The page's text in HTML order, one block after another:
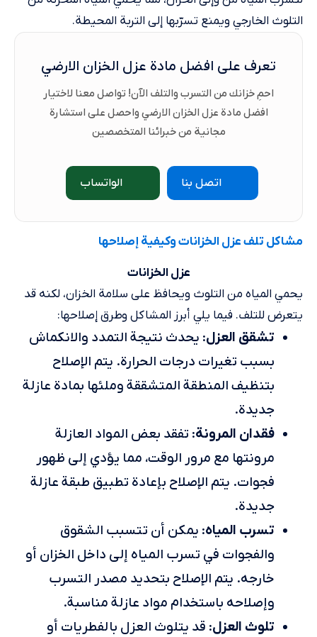
التلوث الخارجي ويمنع تسرّبها إلى التربة المحيطة.
تعرف على افضل مادة عزل الخزان الارضي
احمِ خزانك من التسرب والتلف الآن! تواصل معنا لاختيار
افضل مادة عزل الخزان الارضي واحصل على استشارة
مجانية من خبرائنا المتخصصين
اتصل بنا الواتساب
مشاكل تلف عزل الخزانات وكيفية إصلاحها
عزل الخزانات
يحمي المياه من التلوث ويحافظ على سلامة الخزان، لكنه قد
يتعرض للتلف. فيما يلي أبرز المشاكل وطرق إصلاحها:
تشقق العزل: يحدث نتيجة التمدد والانكماش
بسبب تغيرات درجات الحرارة. يتم الإصلاح
بتنظيف المنطقة المتشققة وملئها بمادة عازلة
جديدة.
فقدان المرونة: تفقد بعض المواد العازلة
مرونتها مع مرور الوقت، مما يؤدي إلى ظهور
فجوات. يتم الإصلاح بإعادة تطبيق طبقة عازلة
جديدة.
تسرب المياه: يمكن أن تتسبب الشقوق
والفجوات في تسرب المياه إلى داخل الخزان أو
خارجه. يتم الإصلاح بتحديد مصدر التسرب
وإصلاحه باستخدام مواد عازلة مناسبة.
تلوث العزل: قد يتلوث العزل بالفطريات أو